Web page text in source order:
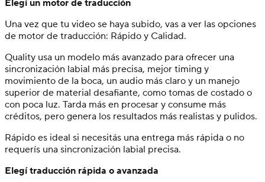
Elegí un motor de traducción
Una vez que tu video se haya subido, vas a ver las opciones
de motor de traducción: Rápido y Calidad.
Quality usa un modelo más avanzado para ofrecer una
sincronización labial más precisa, mejor timing y
movimiento de la boca, un audio más claro y un manejo
superior de material desafiante, como tomas de costado o
con poca luz. Tarda más en procesar y consume más
créditos, pero genera los resultados más realistas y pulidos.
Rápido es ideal si necesitás una entrega más rápida o no
requerís una sincronización labial precisa.
Elegí traducción rápida o avanzada